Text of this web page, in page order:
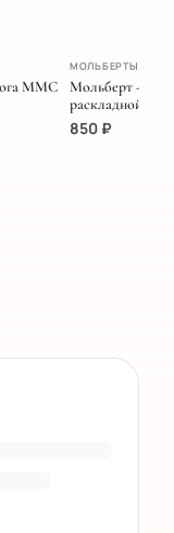
MMC
МОЛЬБЕРТЫ
Мольберт -
раскладной
850 ₽